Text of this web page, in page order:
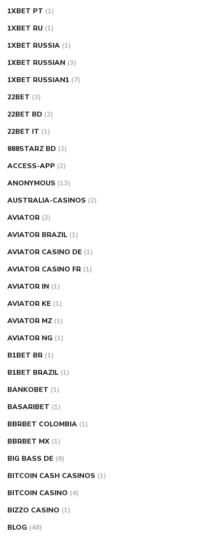
1XBET PT (1)
1XBET RU (1)
1XBET RUSSIA (1)
1XBET RUSSIAN (3)
1XBET RUSSIAN1 (7)
22BET (3)
22BET BD (2)
22BET IT (1)
888STARZ BD (2)
ACCESS-APP (2)
ANONYMOUS (13)
AUSTRALIA-CASINOS (2)
AVIATOR (2)
AVIATOR BRAZIL (1)
AVIATOR CASINO DE (1)
AVIATOR CASINO FR (1)
AVIATOR IN (1)
AVIATOR KE (1)
AVIATOR MZ (1)
AVIATOR NG (1)
B1BET BR (1)
B1BET BRAZIL (1)
BANKOBET (1)
BASARIBET (1)
BBRBET COLOMBIA (1)
BBRBET MX (1)
BIG BASS DE (8)
BITCOIN CASH CASINOS (1)
BITCOIN CASINO (4)
BIZZO CASINO (1)
BLOG (48)